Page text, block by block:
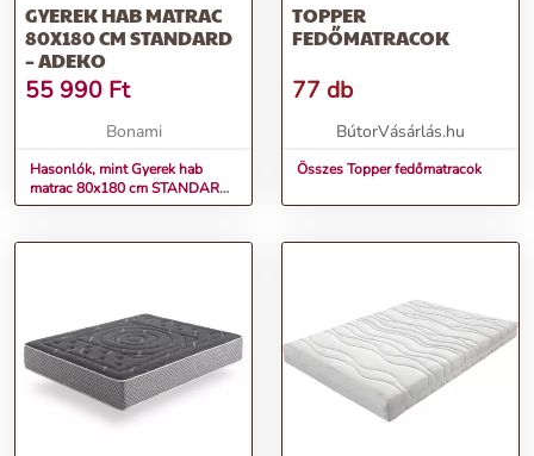
GYEREK HAB MATRAC
80X180 CM STANDARD
– ADEKO
55 990 Ft
Bonami
Hasonlók, mint Gyerek hab
matrac 80x180 cm STANDARD
– Adeko
TOPPER
FEDŐMATRACOK
77 db
BútorVásárlás.hu
Összes Topper fedőmatracok